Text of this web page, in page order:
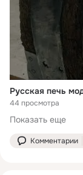
Русская печь
44 просмотра
Показать еще
Комментарии